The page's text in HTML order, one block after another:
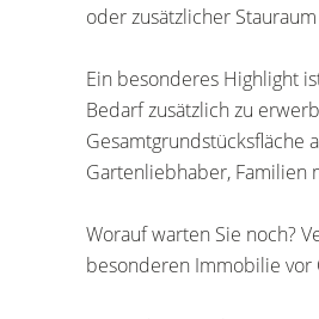
oder zusätzlicher
Ein besonderes Highlight
Bedarf zusätzlich zu
Gesamtgrundstücksfläche
Gartenliebhaber, Familien
Worauf warten Sie noch?
besonderen Immobilie vor